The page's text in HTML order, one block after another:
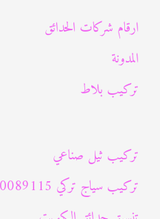
ع
ن
ارقام شركات الحدائق
المدونة
تركيب بلاط
تركيب ثيل صناعي
تركيب سياج تركي 60089115